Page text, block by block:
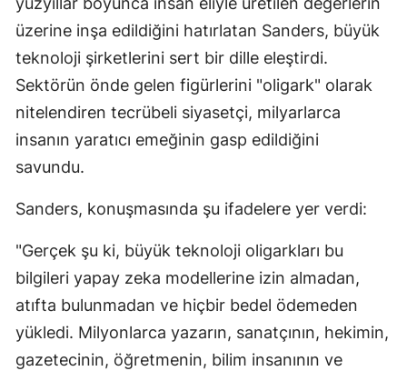
üzerine inşa edildiğini hatırlatan Sanders, büyük
teknoloji şirketlerini sert bir dille eleştirdi.
Sektörün önde gelen figürlerini "oligark" olarak
nitelendiren tecrübeli siyasetçi, milyarlarca
insanın yaratıcı emeğinin gasp edildiğini
savundu.
Sanders, konuşmasında şu ifadelere yer verdi:
"Gerçek şu ki, büyük teknoloji oligarkları bu
bilgileri yapay zeka modellerine izin almadan,
atıfta bulunmadan ve hiçbir bedel ödemeden
yükledi. Milyonlarca yazarın, sanatçının, hekimin,
gazetecinin, öğretmenin, bilim insanının ve